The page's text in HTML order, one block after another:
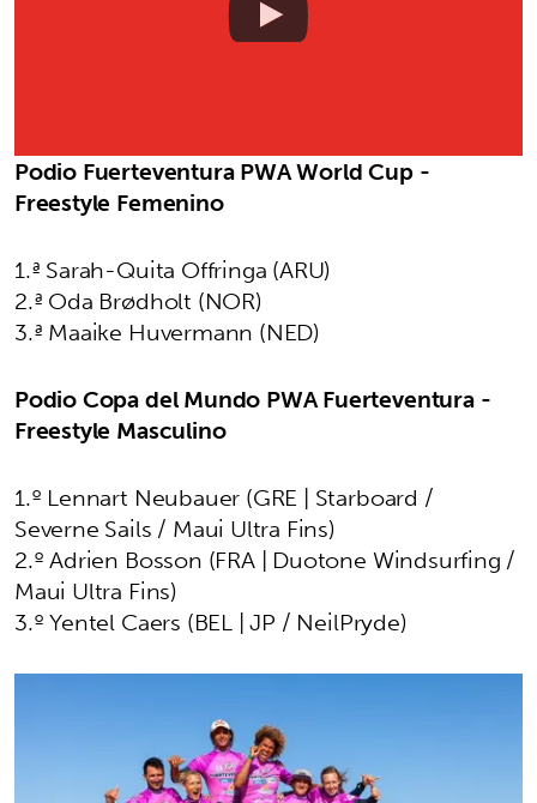
Podio Fuerteventura PWA World Cup -
Freestyle Femenino
1.ª Sarah-Quita Offringa (ARU)
2.ª Oda Brødholt (NOR)
3.ª Maaike Huvermann (NED)
Podio Copa del Mundo PWA Fuerteventura -
Freestyle Masculino
1.º Lennart Neubauer (GRE | Starboard /
Severne Sails / Maui Ultra Fins)
2.º Adrien Bosson (FRA | Duotone Windsurfing /
Maui Ultra Fins)
3.º Yentel Caers (BEL | JP / NeilPryde)